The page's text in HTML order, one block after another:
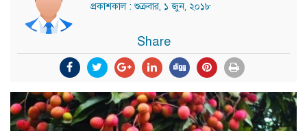
প্রকাশকাল : শুক্রবার, ১ জুন, ২০১৮
Share